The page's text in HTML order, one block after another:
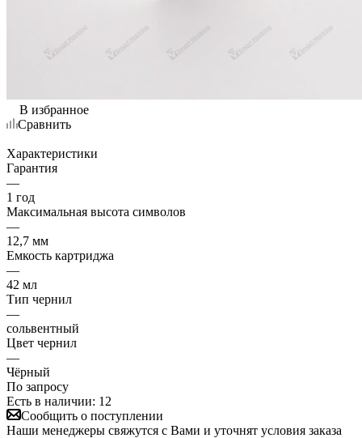
В избранное
Сравнить
Характеристики
Гарантия
—
1 год
Максимальная высота символов
—
12,7 мм
Емкость картриджа
—
42 мл
Тип чернил
—
сольвентный
Цвет чернил
—
Чёрный
По запросу
Есть в наличии: 12
Сообщить о поступлении
Наши менеджеры свяжутся с Вами и уточнят условия заказа